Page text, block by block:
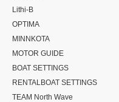
Lithi-B
OPTIMA
MINNKOTA
MOTOR GUIDE
BOAT SETTINGS
RENTALBOAT SETTINGS
TEAM North Wave